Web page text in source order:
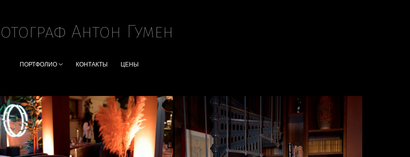
ПОРТФОЛИО КОНТАКТЫ ЦЕНЫ